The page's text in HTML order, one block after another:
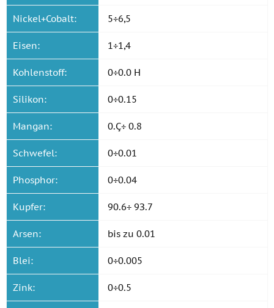
Nickel+Cobalt: 5÷6,5
Eisen: 1÷1,4
Kohlenstoff: 0÷0.0 H
Silikon: 0÷0.15
Mangan: 0.Ç÷ 0.8
Schwefel: 0÷0.01
Phosphor: 0÷0.04
Kupfer: 90.6÷ 9З.7
Arsen: bis zu 0.01
Blei: 0÷0.005
Zink: 0÷0.5